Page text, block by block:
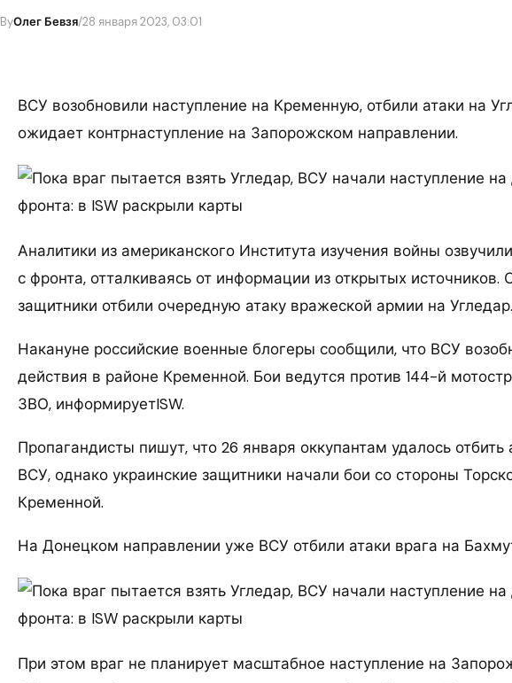
ByОлег Бевзя/28 января 2023, 03:01
ВСУ возобновили наступление на Кременную, отбили атаки на
ожидает контрнаступление на Запорожском направлении.
Аналитики из американского Института изучения войны
с фронта, отталкиваясь от информации из открытых источников.
защитники отбили очередную атаку вражеской армии на Угледар.
Накануне российские военные блогеры сообщили, что ВСУ
действия в районе Кременной. Бои ведутся против 144-й
ЗВО, информируетISW.
Пропагандисты пишут, что 26 января оккупантам удалось отбить
ВСУ, однако украинские защитники начали бои со стороны
Кременной.
На Донецком направлении уже ВСУ отбили атаки врага на
При этом враг не планирует масштабное наступление на